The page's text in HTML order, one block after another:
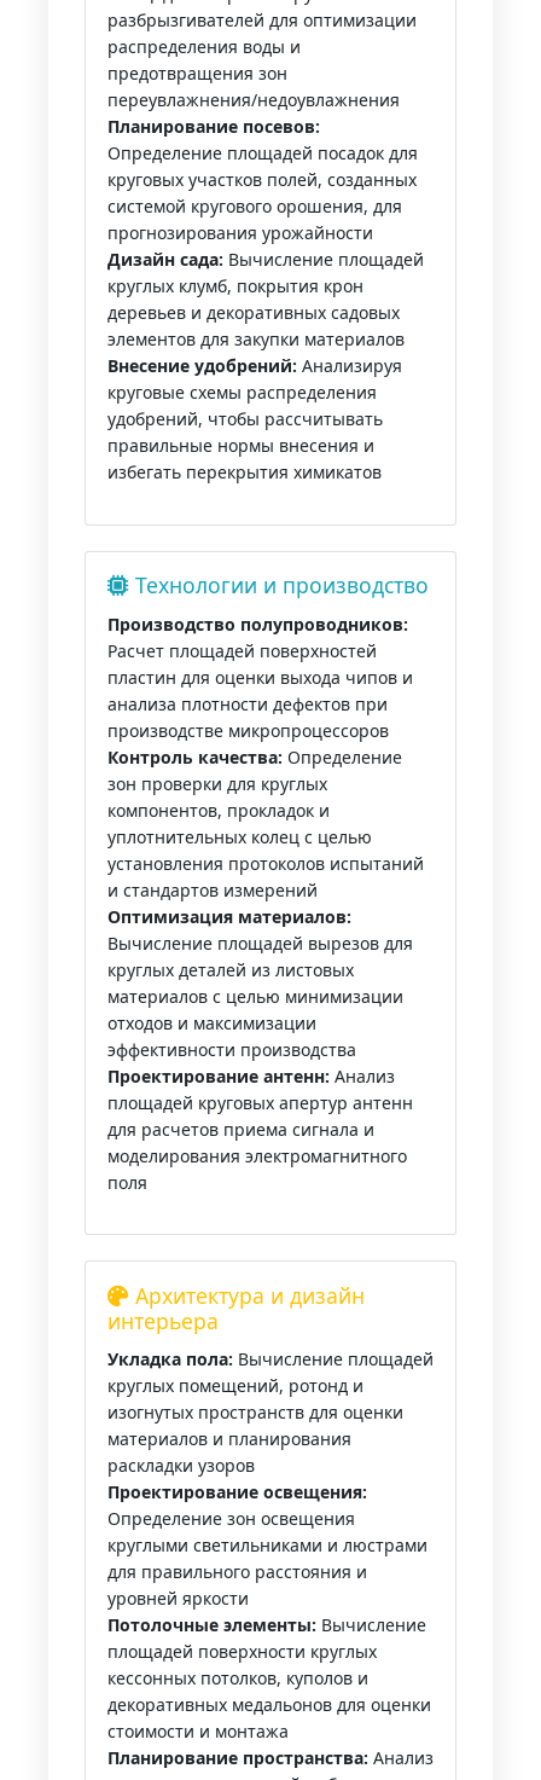
разбрызгивателей для оптимизации
распределения воды и
предотвращения зон
переувлажнения/недоувлажнения
Планирование посевов:
Определение площадей посадок для
круговых участков полей, созданных
системой кругового орошения, для
прогнозирования урожайности
Дизайн сада: Вычисление площадей
круглых клумб, покрытия крон
деревьев и декоративных садовых
элементов для закупки материалов
Внесение удобрений: Анализируя
круговые схемы распределения
удобрений, чтобы рассчитывать
правильные нормы внесения и
избегать перекрытия химикатов
Технологии и производство
Производство полупроводников:
Расчет площадей поверхностей
пластин для оценки выхода чипов и
анализа плотности дефектов при
производстве микропроцессоров
Контроль качества: Определение
зон проверки для круглых
компонентов, прокладок и
уплотнительных колец с целью
установления протоколов испытаний
и стандартов измерений
Оптимизация материалов:
Вычисление площадей вырезов для
круглых деталей из листовых
материалов с целью минимизации
отходов и максимизации
эффективности производства
Проектирование антенн: Анализ
площадей круговых апертур антенн
для расчетов приема сигнала и
моделирования электромагнитного
поля
Архитектура и дизайн
интерьера
Укладка пола: Вычисление площадей
круглых помещений, ротонд и
изогнутых пространств для оценки
материалов и планирования
раскладки узоров
Проектирование освещения:
Определение зон освещения
круглыми светильниками и люстрами
для правильного расстояния и
уровней яркости
Потолочные элементы: Вычисление
площадей поверхности круглых
кессонных потолков, куполов и
декоративных медальонов для оценки
стоимости и монтажа
Планирование пространства: Анализ